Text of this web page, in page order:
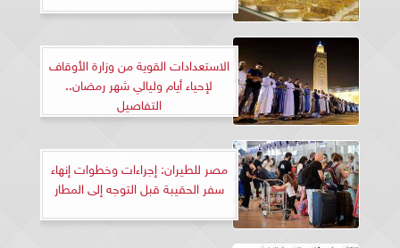
الاستعدادات القوية من وزارة الأوقاف
لإحياء أيام وليالي شهر رمضان..
التفاصيل
مصر للطيران: إجراءات وخطوات إنهاء
سفر الحقيبة قبل التوجه إلى المطار